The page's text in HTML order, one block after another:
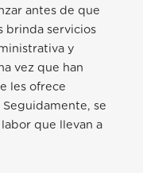
antes de que
brinda servicios
y
vez que han
les ofrece
Seguidamente, se
que llevan a